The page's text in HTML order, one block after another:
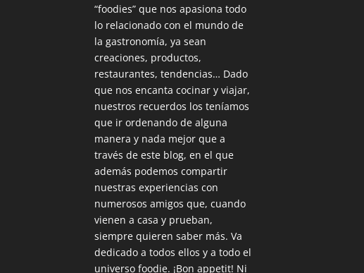
“foodies” que nos apasiona todo
lo relacionado con el mundo de
la gastronomía, ya sean
creaciones, productos,
restaurantes, tendencias… Dado
que nos encanta cocinar y viajar,
nuestros recuerdos los teníamos
que ir ordenando de alguna
manera y nada mejor que a
través de este blog, en el que
además podemos compartir
nuestras experiencias con
numerosos amigos que, cuando
vienen a casa y prueban,
siempre quieren saber más. Va
dedicado a todos ellos y a todo el
universo foodie. ¡Bon appetit! Ni